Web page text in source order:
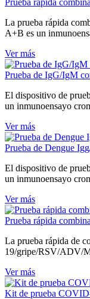
La prueba rápida
A+B es un
Ver más
Prueba de IgG/IgM
El dispositivo de
un inmunoensayo
Ver más
Prueba de Dengue
El dispositivo de
un inmunoensayo
Ver más
Prueba rápida
La prueba rápida de
19/gripe/RSV/ADV/
Ver más
Kit de prueba